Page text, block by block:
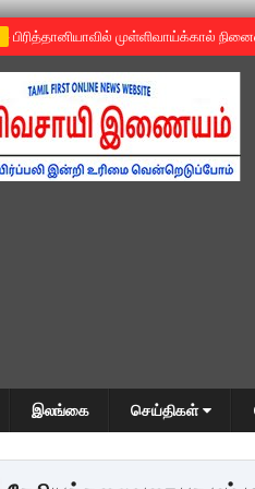
»பிரித்தானியாவில் முள்ளிவாய்க்கால்
இலங்கை செய்திகள்